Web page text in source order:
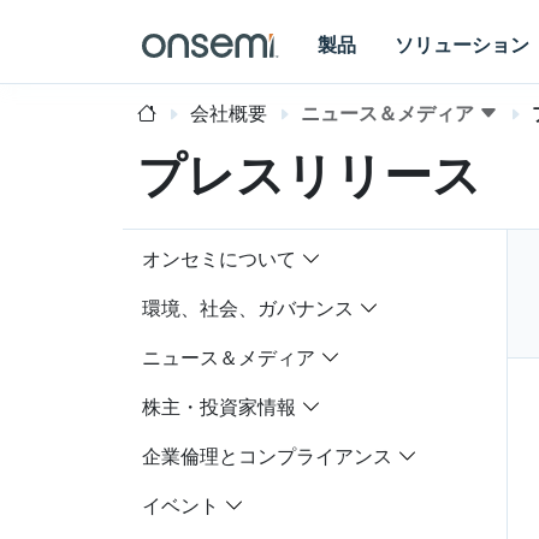
製品 ソリューション
会社概要 ニュース＆メディア
プレスリリース
オンセミについて
環境、社会、ガバナンス
ニュース＆メディア
株主・投資家情報
企業倫理とコンプライアンス
イベント